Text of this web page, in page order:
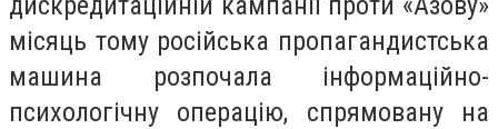
місяць тому російська пропагандистська
машина розпочала інформаційно-
психологічну операцію, спрямовану на